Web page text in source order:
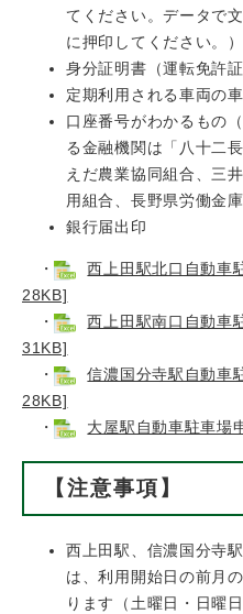
てください。データで
に押印してください。）
身分証明書（運転免許証
定期利用される車両の
口座番号がわかるもの
る金融機関は「八十二
えだ農業協同組合、三
用組合、長野県労働金
銀行届出印
・
西上田駅北口自動車
28KB]
・
西上田駅南口自動車
31KB]
・
信濃国分寺駅自動車
28KB]
・
大屋駅自動車駐車場
【注意事項】
西上田駅、信濃国分寺
は、利用開始日の前月
ります（土曜日・日曜